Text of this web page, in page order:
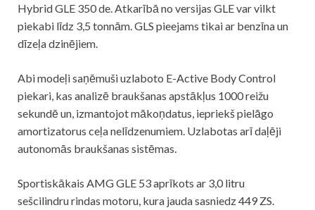
Hybrid GLE 350 de. Atkarībā no versijas GLE var vilkt
piekabi līdz 3,5 tonnām. GLS pieejams tikai ar benzīna un
dīzeļa dzinējiem.
Abi modeļi saņēmuši uzlaboto E-Active Body Control
piekari, kas analizē braukšanas apstākļus 1000 reižu
sekundē un, izmantojot mākoņdatus, iepriekš pielāgo
amortizatorus ceļa nelīdzenumiem. Uzlabotas arī daļēji
autonomās braukšanas sistēmas.
Sportiskākais AMG GLE 53 aprīkots ar 3,0 litru
sešcilindru rindas motoru, kura jauda sasniedz 449 ZS.